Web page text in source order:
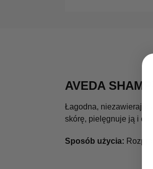
AVEDA
Łagodna,
skórę, pielęgnuje ją i
Sposób użycia: